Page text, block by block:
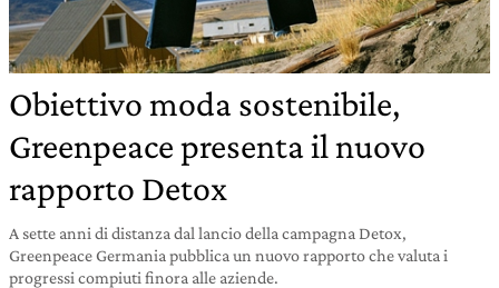
Obiettivo moda sostenibile,
Greenpeace presenta il nuovo
rapporto Detox
A sette anni di distanza dal lancio della campagna Detox,
Greenpeace Germania pubblica un nuovo rapporto che valuta i
progressi compiuti finora alle aziende.